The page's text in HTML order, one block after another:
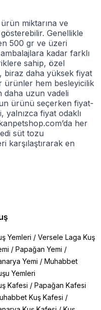
miktarına ve
Genellikle
500 gr ve üzeri
kadar farklı
sahip, özel
daha yüksek fiyat
ürünler hem besleyicilik
daha uzun vadeli
ürünü seçerken fiyat-
yalnızca fiyat odaklı
her
süt tozu
karşılaştırarak en
Yemleri / Versele Laga Kuş
/ Papağan Yemi /
Yemi / Muhabbet
Yemleri
Kafesi / Papağan Kafesi
Kuş Kafesi /